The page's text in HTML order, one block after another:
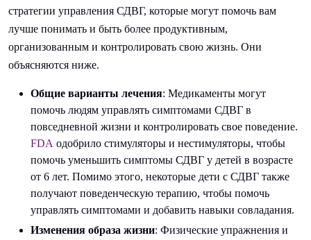
стратегии управления СДВГ, которые могут помочь вам
лучше понимать и быть более продуктивным,
организованным и контролировать свою жизнь. Они
объясняются ниже.
Общие варианты лечения: Медикаменты могут
помочь людям управлять симптомами СДВГ в
повседневной жизни и контролировать свое поведение.
FDA одобрило стимуляторы и нестимуляторы, чтобы
помочь уменьшить симптомы СДВГ у детей в возрасте
от 6 лет. Помимо этого, некоторые дети с СДВГ также
получают поведенческую терапию, чтобы помочь
управлять симптомами и добавить навыки совладания.
Изменения образа жизни: Физические упражнения и